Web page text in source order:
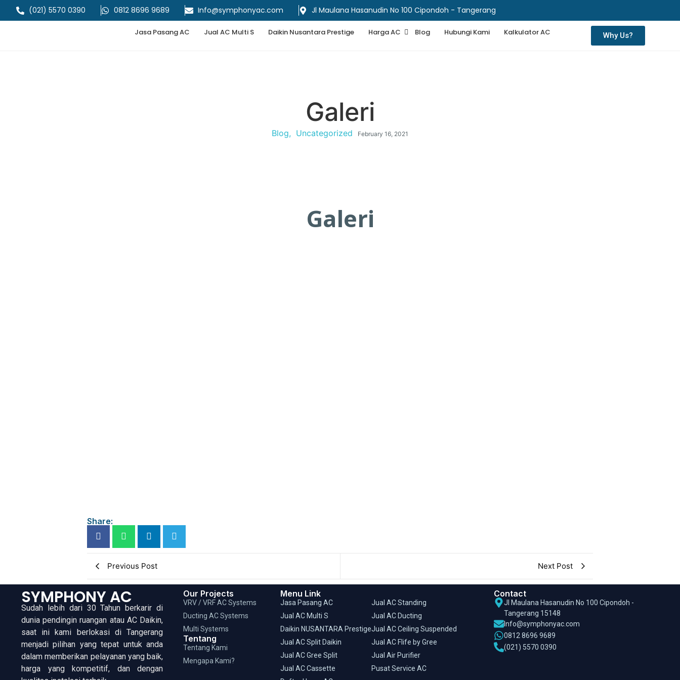
(021) 5570 0390 0812 8696 9689 Info@symphonyac.com Jl Maulana Hasanudin No 100 Cipondoh - Tangerang
Jasa Pasang AC Jual AC Multi S Daikin Nusantara Prestige Harga AC Blog Hubungi Kami Kalkulator AC Why Us?
Galeri
Blog, Uncategorized February 16, 2021
Galeri
Share:
Previous Post Next Post
SYMPHONY AC
Sudah lebih dari 30 Tahun berkarir di
dunia pendingin ruangan atau AC Daikin,
saat ini kami berlokasi di Tangerang
menjadi pilihan yang tepat untuk anda
dalam memberikan pelayanan yang baik,
harga yang kompetitif, dan dengan
Our Projects
VRV / VRF AC Systems
Ducting AC Systems
Multi Systems
Tentang
Tentang Kami
Mengapa Kami?
Menu Link
Jasa Pasang AC
Jual AC Multi S
Daikin NUSANTARA Prestige
Jual AC Split Daikin
Jual AC Gree Split
Jual AC Cassette
Jual AC Standing
Jual AC Ducting
Jual AC Ceiling Suspended
Jual AC Flife by Gree
Jual Air Purifier
Pusat Service AC
Contact
Jl Maulana Hasanudin No 100 Cipondoh -
Tangerang 15148
Info@symphonyac.com
0812 8696 9689
(021) 5570 0390